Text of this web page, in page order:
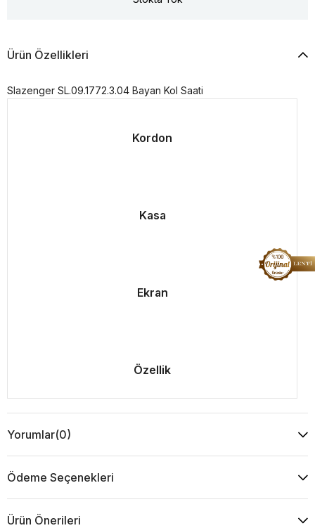
Ürün Özellikleri
Slazenger SL.09.1772.3.04 Bayan Kol Saati
Kordon
Kasa
Ekran
Özellik
Yorumlar(0)
Ödeme Seçenekleri
Ürün Önerileri